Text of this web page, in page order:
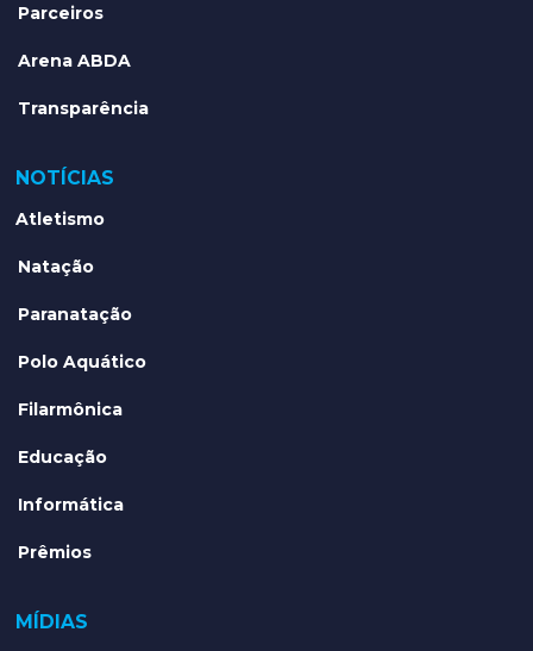
Parceiros
Arena ABDA
Transparência
NOTÍCIAS
Atletismo
Natação
Paranatação
Polo Aquático
Filarmônica
Educação
Informática
Prêmios
MÍDIAS